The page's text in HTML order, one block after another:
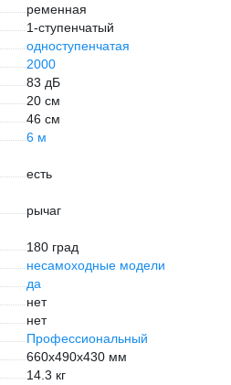
ременная
1-ступенчатый
одноступенчатая
2000
83 дБ
20 см
46 см
6 м
есть
рычаг
180 град
несамоходные модели
да
нет
нет
Профессиональный
660х490х430 мм
14.3 кг